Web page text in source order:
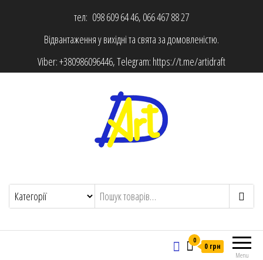
тел: 098 609 64 46, 066 467 88 27
Відвантаження у вихідні та свята за домовленістю.
Viber:+380986096446, Telegram: https://t.me/artidraft
Menu
0
0 грн